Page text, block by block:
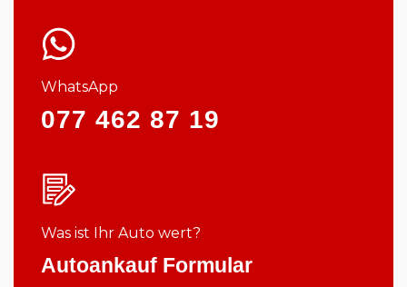
WhatsApp
077 462 87 19
Was ist Ihr Auto wert?
Autoankauf Formular